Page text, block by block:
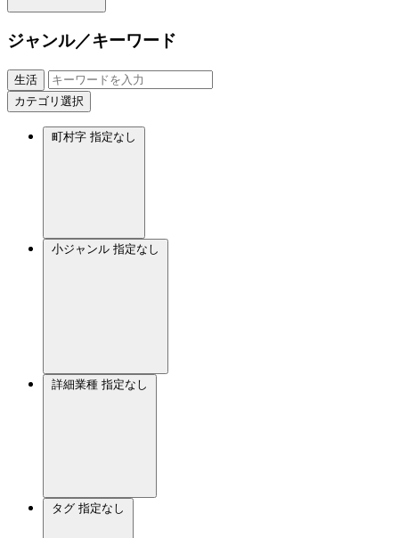
ジャンル／キーワード
生活
カテゴリ選択
町村字 指定なし
小ジャンル 指定なし
詳細業種 指定なし
タグ 指定なし